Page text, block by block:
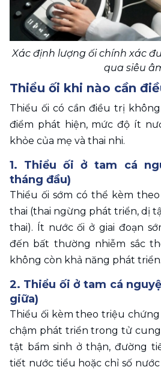
Xác định lượng ối chính xác
qua siêu
Thiểu ối khi nào cần
Thiểu ối có cần điều trị
điểm phát hiện, mức độ ít
khỏe của mẹ và thai nhi.
1. Thiểu ối ở tam cá
tháng đầu)
Thiểu ối sớm có thể kèm
thai (thai ngừng phát triển, dị
thai). Ít nước ối ở giai đoạn
đến bất thường nhiễm sắc
không còn khả năng phát triển.
2. Thiểu ối ở tam cá
giữa)
Thiểu ối kèm theo triệu
chậm phát triển trong tử cung
tật bẩm sinh ở thận, đường
tiết nước tiểu hoặc chỉ số